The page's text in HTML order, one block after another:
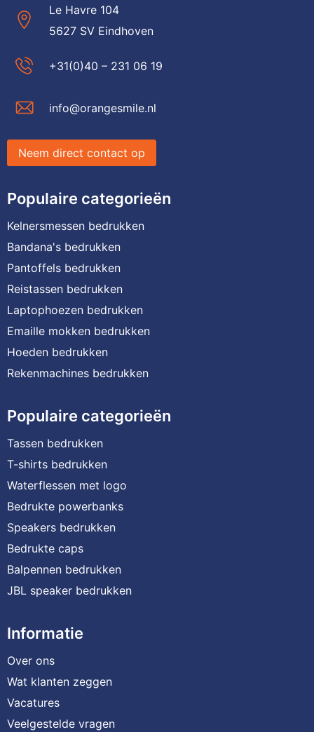
Le Havre 104
5627 SV Eindhoven
+31(0)40 – 231 06 19
info@orangesmile.nl
Neem direct contact op
Populaire categorieën
Kelnersmessen bedrukken
Bandana's bedrukken
Pantoffels bedrukken
Reistassen bedrukken
Laptophoezen bedrukken
Emaille mokken bedrukken
Hoeden bedrukken
Rekenmachines bedrukken
Populaire categorieën
Tassen bedrukken
T-shirts bedrukken
Waterflessen met logo
Bedrukte powerbanks
Speakers bedrukken
Bedrukte caps
Balpennen bedrukken
JBL speaker bedrukken
Informatie
Over ons
Wat klanten zeggen
Vacatures
Veelgestelde vragen